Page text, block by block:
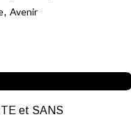
, Avenir
et SANS